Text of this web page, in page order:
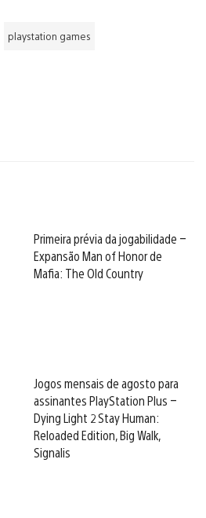
playstation games
Primeira prévia da jogabilidade –
Expansão Man of Honor de
Mafia: The Old Country
Jogos mensais de agosto para
assinantes PlayStation Plus –
Dying Light 2 Stay Human:
Reloaded Edition, Big Walk,
Signalis